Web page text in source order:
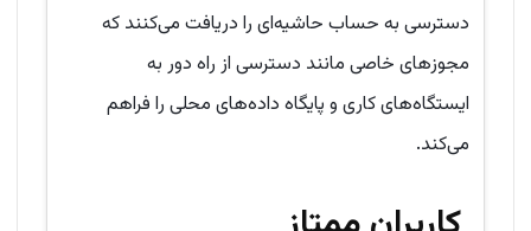
دسترسی به حساب حاشیه‌ای را دریافت می‌کنند که
مجوزهای خاصی مانند دسترسی از راه دور به
ایستگاه‌های کاری و پایگاه داده‌های محلی را فراهم
می‌کند.